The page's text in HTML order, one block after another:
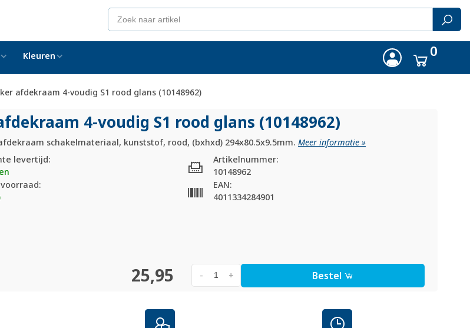
Kleuren 0
afdekraam 4-voudig S1 rood glans (10148962)
4-voudig S1 rood glans (10148962)
schakelmateriaal, kunststof, rood, (bxhxd) 294x80.5x9.5mm.Meer informatie »
levertijd:
Artikelnummer:
10148962
EAN:
4011334284901
25,95 +
- Bestel